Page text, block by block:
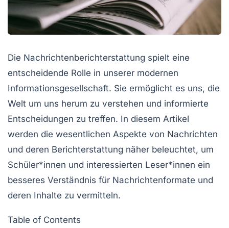
Die Nachrichtenberichterstattung spielt eine
entscheidende Rolle in unserer modernen
Informationsgesellschaft. Sie ermöglicht es uns, die
Welt um uns herum zu verstehen und informierte
Entscheidungen zu treffen. In diesem Artikel
werden die wesentlichen Aspekte von Nachrichten
und deren Berichterstattung näher beleuchtet, um
Schüler*innen und interessierten Leser*innen ein
besseres Verständnis für Nachrichtenformate und
deren Inhalte zu vermitteln.
Table of Contents